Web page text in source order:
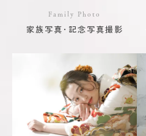
Family Photo
家族写真･記念写真撮影